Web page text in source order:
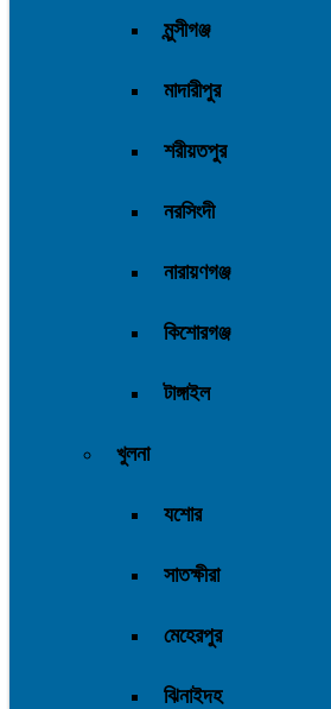
মুন্সীগঞ্জ
মাদারীপুর
শরীয়তপুর
নরসিংদী
নারায়ণগঞ্জ
কিশোরগঞ্জ
টাঙ্গাইল
খুলনা
যশোর
সাতক্ষীরা
মেহেরপুর
ঝিনাইদহ